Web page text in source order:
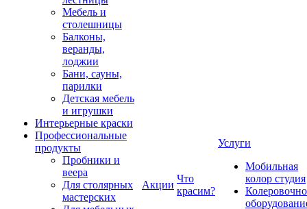
Мебель и
столешницы
Балконы,
веранды,
лоджии
Бани, сауны,
парилки
Детская мебель
и игрушки
Интерьерные краски
Профессиональные
продукты
Пробники и
веера
Для столярных
мастерских
Акции
Что
красим?
Услуги
Мобильная
колор студия